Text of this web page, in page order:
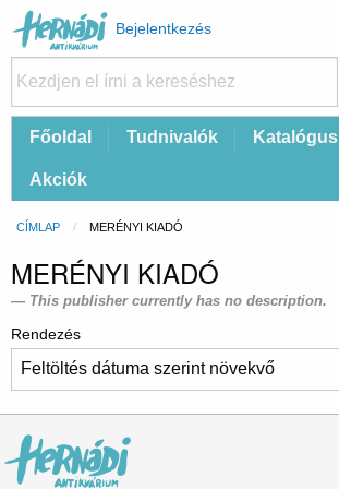
Felhasználói
fiók
menüje
Bejelentkezés
FőFőoldal Tudnivalók Katalógus
Akciók
Morzsa
CÍMLAP CURRENT:
MERÉNYI KIADÓ
MERÉNYI KIADÓ
This publisher currently has no description.
Rendezés